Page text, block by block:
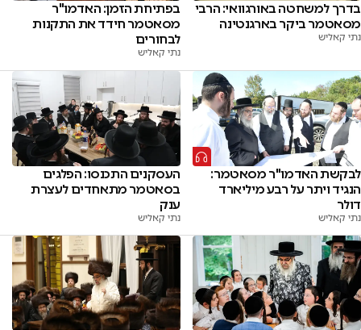
בדרך למשחטה באורגוואי: הרבי
מסאטמר ביקר בארגנטינה
נתי קאליש
בפתיחת הזמן: האדמו"ר
מסאטמר חידד את התקנות
לבחורים
נתי קאליש
לבקשת האדמו"ר מסאטמר:
הנגיד ויתר על רבע מיליארד
דולר
נתי קאליש
העסקנים התכנסו: הפלגים
בסאטמר מתאחדים לעצרת
ענק
נתי קאליש